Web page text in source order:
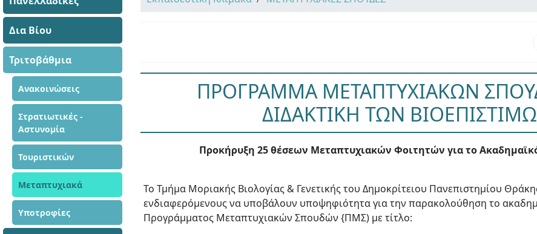
Δια Βίου
Τριτοβάθμια
Ανακοινώσεις
Στρατιωτικές -
Αστυνομία
Τουριστικών
Μεταπτυχιακά
Υποτροφίες
ΠΡΟΓΡΑΜΜΑ ΜΕΤΑΠΤΥΧΙΑΚΩΝ
ΔΙΔΑΚΤΙΚΗ ΤΩΝ
Προκήρυξη 25 θέσεων Μεταπτυχιακών Φοιτητών για το
Το Τμήμα Μοριακής Βιολογίας & Γενετικής του Δημοκρίτειου Πανεπιστημίου
ενδιαφερόμενους να υποβάλουν υποψηφιότητα για την παρακολούθηση το
Προγράμματος Μεταπτυχιακών Σπουδών {ΠΜΣ) με τίτλο: